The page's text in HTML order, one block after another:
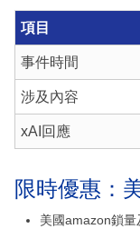
項目
事件時間
涉及內容
xAI回應
限時優惠：
美國amazon鎖量